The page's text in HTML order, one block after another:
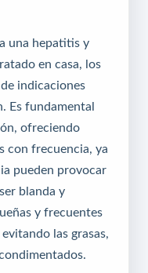
una hepatitis y
en casa, los
indicaciones
Es fundamental
ofreciendo
con frecuencia, ya
pueden provocar
blanda y
y frecuentes
las grasas,